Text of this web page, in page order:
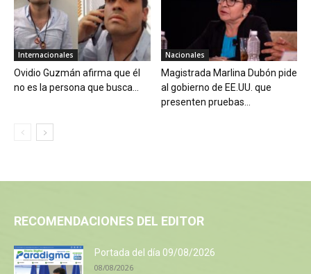
Internacionales
Ovidio Guzmán afirma que él
no es la persona que busca...
Nacionales
Magistrada Marlina Dubón pide
al gobierno de EE.UU. que
presenten pruebas...
RECOMENDACIONES DEL EDITOR
Portada del día 09/08/2026
08/08/2026